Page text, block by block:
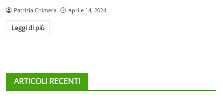
Patrizia Chimera Aprile 14, 2024
Leggi di più
ARTICOLI RECENTI